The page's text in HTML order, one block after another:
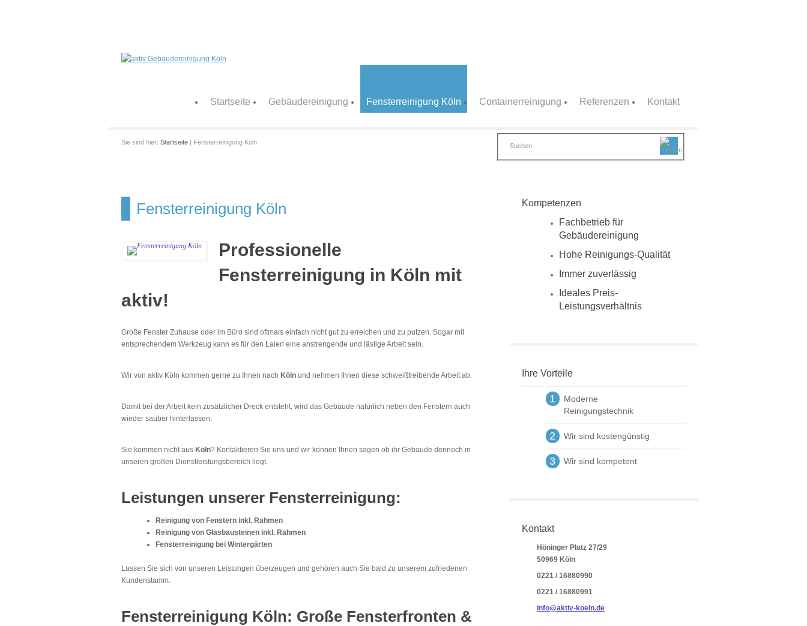
Startseite Gebäudereinigung Fensterreinigung Köln Containerreinigung Referenzen Kontakt
Sie sind hier: Startseite | Fensterreinigung Köln
Fensterreinigung Köln
Professionelle
Fensterreinigung in Köln mit
aktiv!
Große Fenster Zuhause oder im Büro sind oftmals einfach nicht gut zu erreichen und zu putzen. Sogar mit
entsprechendem Werkzeug kann es für den Laien eine anstrengende und lästige Arbeit sein.
Wir von aktiv Köln kommen gerne zu Ihnen nach Köln und nehmen Ihnen diese schweißtreibende Arbeit ab.
Damit bei der Arbeit kein zusätzlicher Dreck entsteht, wird das Gebäude natürlich neben den Fenstern auch
wieder sauber hinterlassen.
Sie kommen nicht aus Köln? Kontaktieren Sie uns und wir können Ihnen sagen ob ihr Gebäude dennoch in
unseren großen Dienstleistungsbereich liegt.
Leistungen unserer Fensterreinigung:
Reinigung von Fenstern inkl. Rahmen
Reinigung von Glasbausteinen inkl. Rahmen
Fensterreinigung bei Wintergärten
Lassen Sie sich von unseren Leistungen überzeugen und gehören auch Sie bald zu unserem zufriedenen
Kundenstamm.
Fensterreinigung Köln: Große Fensterfronten &
Kompetenzen
Fachbetrieb für
Gebäudereinigung
Hohe Reinigungs-Qualität
Immer zuverlässig
Ideales Preis-
Leistungsverhältnis
Ihre Vorteile
1
Moderne
Reinigungstechnik
2 Wir sind kostengünstig
3 Wir sind kompetent
Kontakt
Höninger Platz 27/29
50969 Köln
0221 / 16880990
0221 / 16880991
info@aktiv-koeln.de